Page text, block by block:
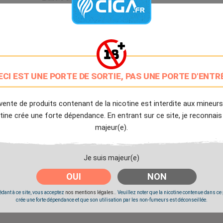
EST UNE PORTE DE SORTIE, PAS UNE PORTE
de produits contenant de la nicotine est interdite aux
crée une forte dépendance. En entrant sur ce site, je
majeur(e).
Je suis majeur(e)
OUI NON
à ce site, vous acceptez nos mentions légales.. Veuillez noter que la nicotine contenue dans
crée une forte dépendance et que son utilisation par les non-fumeurs est déconseillée.
PG/VG: 50/50
Avis client de Ciga.fr
Livraison Offerte
à partir de 20€
Commande passée avant 14h
Livré à partir du Lundi 10 Août 2026.